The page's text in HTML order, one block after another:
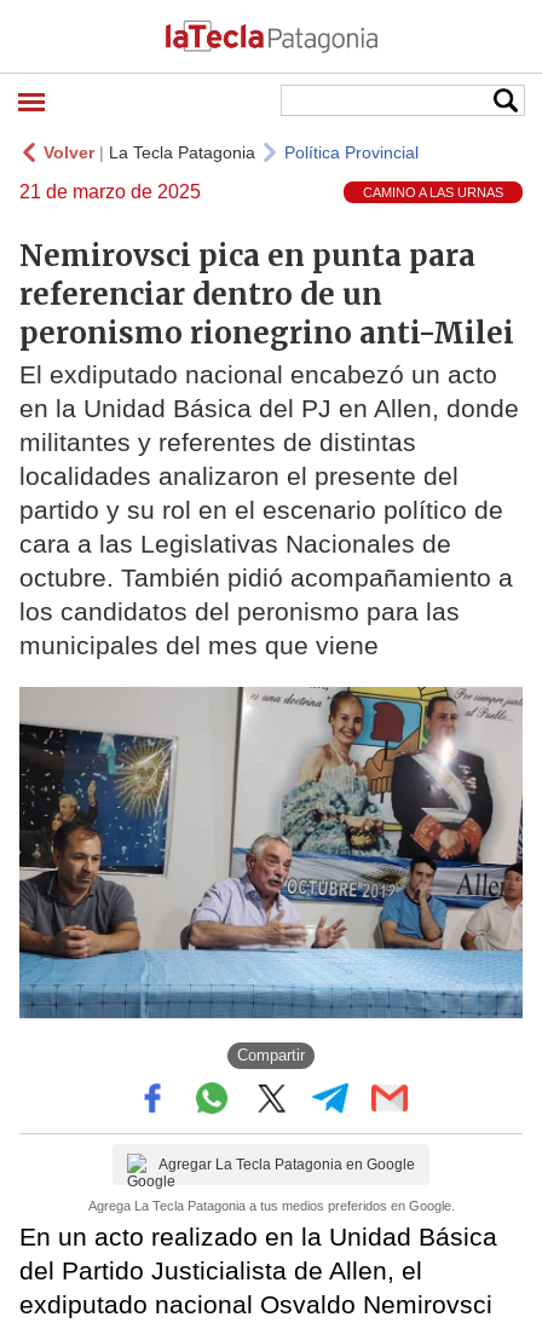
Volver| La Tecla Patagonia Política Provincial
21 de marzo de 2025 CAMINO A LAS URNAS
Nemirovsci pica en punta para
referenciar dentro de un
peronismo rionegrino anti-Milei
El exdiputado nacional encabezó un acto
en la Unidad Básica del PJ en Allen, donde
militantes y referentes de distintas
localidades analizaron el presente del
partido y su rol en el escenario político de
cara a las Legislativas Nacionales de
octubre. También pidió acompañamiento a
los candidatos del peronismo para las
municipales del mes que viene
Compartir
Agregar La Tecla Patagonia en Google
Agrega La Tecla Patagonia a tus medios preferidos en Google.
En un acto realizado en la Unidad Básica
del Partido Justicialista de Allen, el
exdiputado nacional Osvaldo Nemirovsci